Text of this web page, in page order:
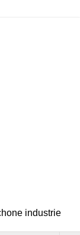
industrie